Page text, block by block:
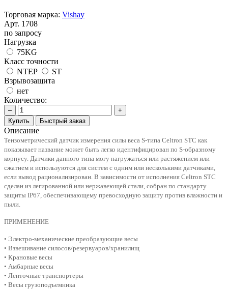
Торговая марка: Vishay
Арт. 1708
по запросу
Нагрузка
75KG
Класс точности
NTEP
ST
Взрывозащита
нет
Количество:
–
+
Купить
Быстрый заказ
Описание
Тензометрический датчик измерения силы веса S-типа Celtron STC как
показывает название может быть легко идентифицирован по S-образному
корпусу. Датчики данного типа могу нагружаться или растяжением или
сжатием и используются для систем с одним или несколькими датчиками,
если вывод рационализирован. В зависимости от исполнения Celtron STC
сделан из легированной или нержавеющей стали, собран по стандарту
защиты IP67, обеспечивающему превосходную защиту против влажности и
пыли.
ПРИМЕНЕНИЕ
• Электро-механические преобразующие весы
• Взвешивание силосов/резервуаров/хранилищ
• Крановые весы
• Амбарные весы
• Ленточные транспортеры
• Весы грузоподъемника